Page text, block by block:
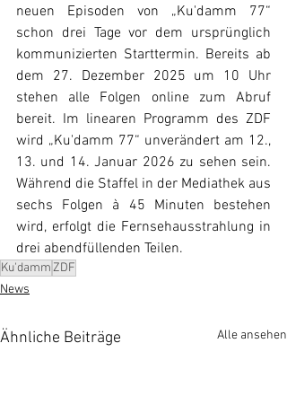
neuen Episoden von „Ku'damm 77“
schon drei Tage vor dem ursprünglich
kommunizierten Starttermin. Bereits ab
dem 27. Dezember 2025 um 10 Uhr
stehen alle Folgen online zum Abruf
bereit. Im linearen Programm des ZDF
wird „Ku'damm 77“ unverändert am 12.,
13. und 14. Januar 2026 zu sehen sein.
Während die Staffel in der Mediathek aus
sechs Folgen à 45 Minuten bestehen
wird, erfolgt die Fernsehausstrahlung in
drei abendfüllenden Teilen.
Ku'dammZDF
News
Ähnliche Beiträge Alle ansehen